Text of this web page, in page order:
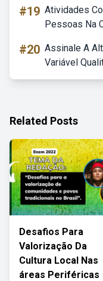
#19 Atividades
Pessoas Na
#20 Assinale A
Variável
Related Posts
Desafios Para
Valorização Da
Cultura Local Nas
áreas Periféricas